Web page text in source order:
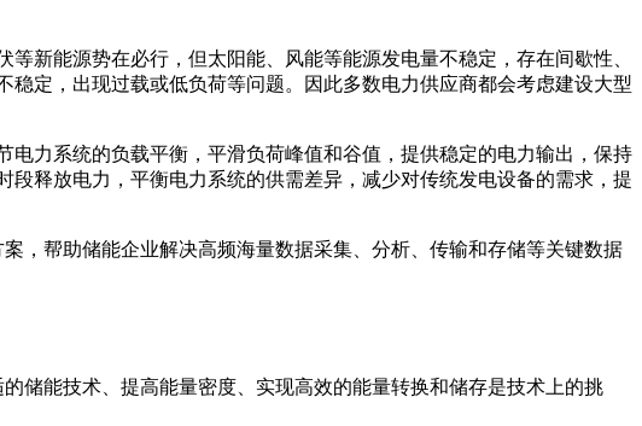
新能源势在必行，但太阳能、风能等能源发电量不稳定，存在间歇性、
定，出现过载或低负荷等问题。因此多数电力供应商都会考虑建设大型
力系统的负载平衡，平滑负荷峰值和谷值，提供稳定的电力输出，保持
释放电力，平衡电力系统的供需差异，减少对传统发电设备的需求，提
，帮助储能企业解决高频海量数据采集、分析、传输和存储等关键数据
储能技术、提高能量密度、实现高效的能量转换和储存是技术上的挑